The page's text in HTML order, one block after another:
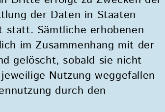
der Daten in Staaten
statt. Sämtliche erhobenen
im Zusammenhang mit der
gelöscht, sobald sie nicht
Nutzung weggefallen
durch den